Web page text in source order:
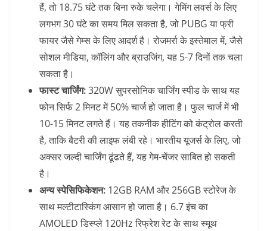
हैं, तो 18.75 घंटे तक बिना रुके चलेगा। गेमिंग लवर्स के लिए
लगभग 30 घंटे का समय मिल सकता है, जो PUBG या फ्री
फायर जैसे गेम्स के लिए आदर्श है। रोजमर्रा के इस्तेमाल में, जैसे
सोशल मीडिया, कॉलिंग और ब्राउजिंग, यह 5-7 दिनों तक चला
सकता है।
फास्ट चार्जिंग:320W सुपरसोनिक चार्जिंग स्पीड के साथ यह
फोन सिर्फ 2 मिनट में 50% चार्ज हो जाता है। फुल चार्ज में भी
10-15 मिनट लगते हैं। यह तकनीक हीटिंग को कंट्रोल करती
है, ताकि बैटरी की लाइफ लंबी रहे। भारतीय यूजर्स के लिए, जो
अक्सर जल्दी चार्जिंग ढूंढते हैं, यह गेम-चेंजर साबित हो सकती
है।
अन्य स्पेसिफिकेशन: 12GB RAM और 256GB स्टोरेज के
साथ मल्टीटास्किंग आसान हो जाता है। 6.7 इंच का
AMOLED डिस्प्ले 120Hz रिफ्रेश रेट के साथ स्मूथ